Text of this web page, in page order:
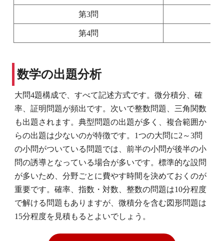
第3問
第4問
数学の出題分析
大問4題構成で、すべて記述方式です。微分積分、確
率、証明問題が頻出です。次いで整数問題、三角関数
も出題されます。典型問題の出題が多く、複合範囲か
らの出題は少ないのが特徴です。1つの大問に2～3問
の小問がついている問題では、前半の小問が後半の小
問の誘導となっている場合が多いです。標準的な設問
が多いため、分野ごとに費やす時間を決めておくのが
重要です。確率、指数・対数、整数の問題は10分程度
で解ける問題もありますが、微積分を含む図形問題は
15分程度を見積もるとよいでしょう。